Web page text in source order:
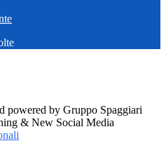
powered by Gruppo Spaggiari
& New Social Media